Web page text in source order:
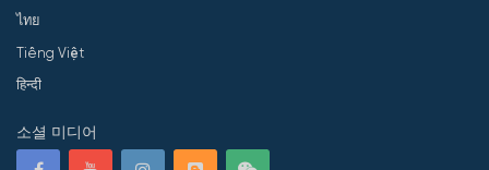
ไทย
Tiếng Việt
हिन्दी
소셜 미디어